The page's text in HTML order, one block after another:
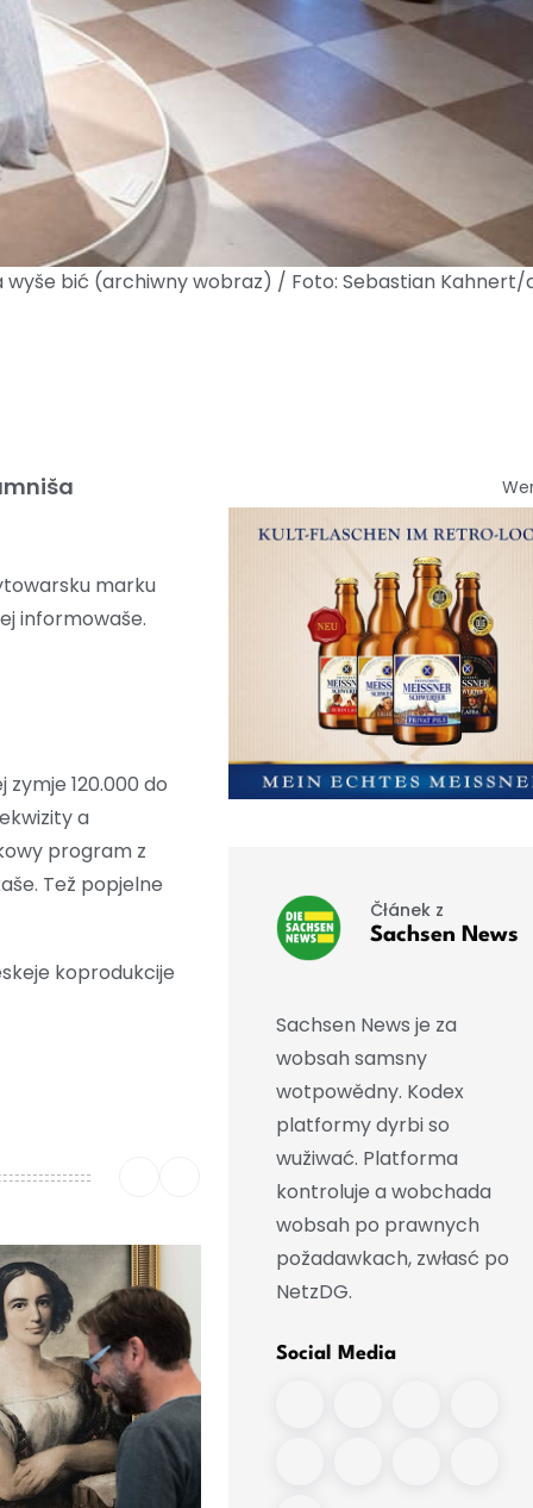
bić (archiwny wobraz) / Foto: Sebastian Kahnert/
marku
informowaše.
120.000 do
a
program z
Tež popjelne
koprodukcije
Čłánek z
Sachsen News
Sachsen News je za
wobsah samsny
wotpowědny. Kodex
platformy dyrbi so
wužiwać. Platforma
kontroluje a wobchada
wobsah po prawnych
požadawkach, zwłasć po
NetzDG.
Social Media